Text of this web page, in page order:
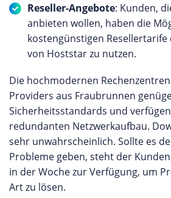
professionelle Anwendungen,
Rechenleistung und
Dank unbegrenztem Traffic, 1
und RAID 1 NVMe-SSDs
Datenübertragung. Mit vollem
der Flexibilität, die
anzupassen, bietet ORC
performante Lösung für
Größe. Zudem profitieren
transparenten Preisgestaltung
Mindestvertragslaufzeit und
herausragenden Kundenservice,
Reseller-Angebote: Kunden,
anbieten wollen, haben die
kostengünstigen
von Hoststar zu nutzen.
Die hochmodernen
Providers aus Fraubrunnen
Sicherheitsstandards und
redundanten Netzwerkaufbau.
sehr unwahrscheinlich. Sollte es
Probleme geben, steht der
in der Woche zur Verfügung, um
Art zu lösen.